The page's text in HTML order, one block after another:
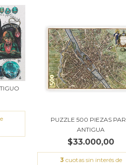
PUZZLE 500 PIEZAS
ANTIGUA
$33.000,00
3 cuotas sin interés de